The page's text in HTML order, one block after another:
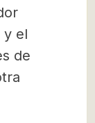
y el
de